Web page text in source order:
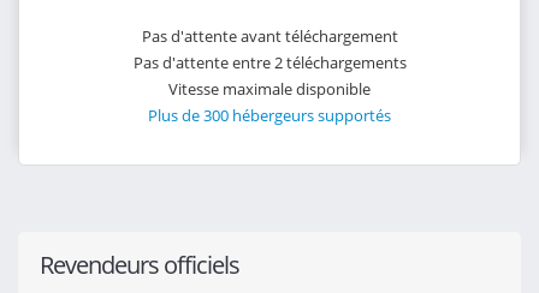
Pas d'attente avant téléchargement
Pas d'attente entre 2 téléchargements
Vitesse maximale disponible
Plus de 300 hébergeurs supportés
Revendeurs officiels